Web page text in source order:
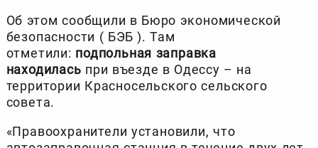
Об этом сообщили в Бюро экономической
безопасности ( БЭБ ). Там
отметили: подпольная заправка
находилась при въезде в Одессу – на
территории Красносельского сельского
совета.
«Правоохранители установили, что